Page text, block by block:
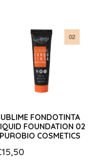
FONDOTINTA
FOUNDATION 02
COSMETICS
15,50